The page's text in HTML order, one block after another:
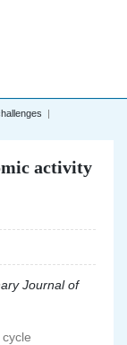
|
activity
Journal of